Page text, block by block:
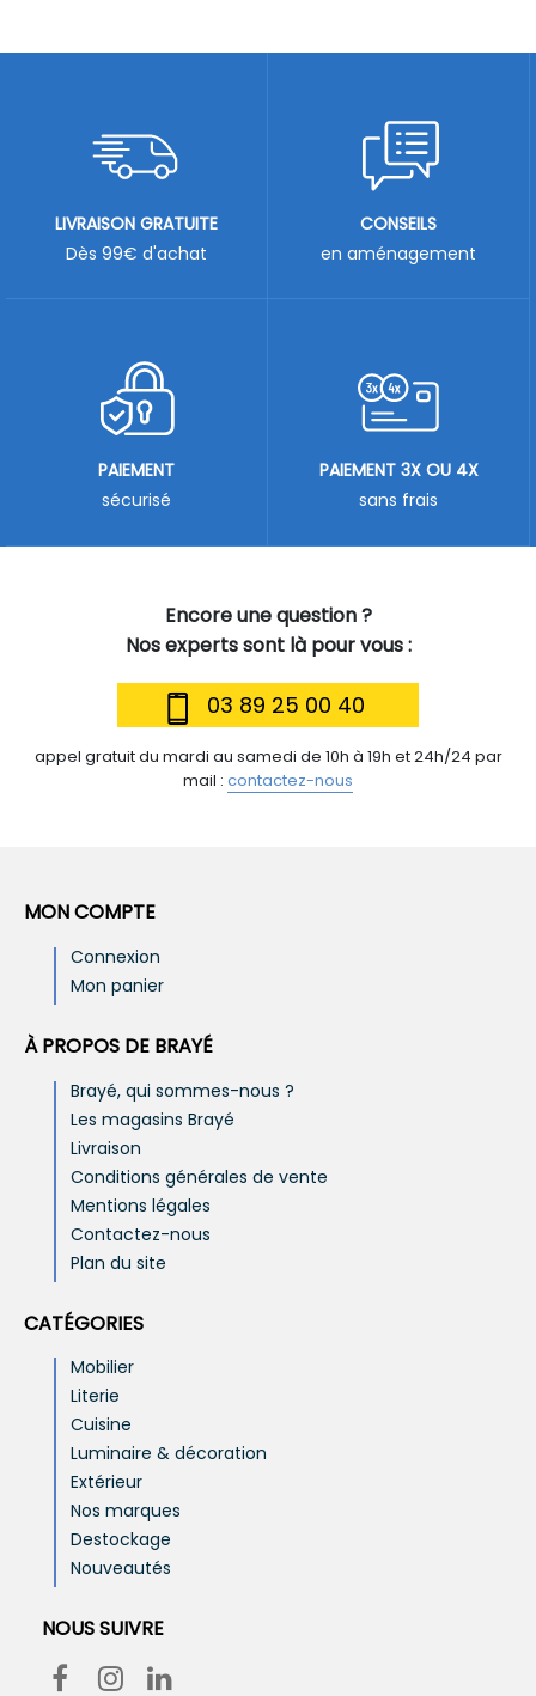
Encore une question ?
Nos experts sont là pour vous :
03 89 25 00 40
appel gratuit du mardi au samedi de 10h à 19h et 24h/24 par
mail : contactez-nous
LIVRAISON GRATUITE
Dès 99€ d'achat
CONSEILS
en aménagement
PAIEMENT
sécurisé
PAIEMENT 3X OU 4X
sans frais
MON COMPTE
Connexion
Mon panier
À PROPOS DE BRAYÉ
Brayé, qui sommes-nous ?
Les magasins Brayé
Livraison
Conditions générales de vente
Mentions légales
Contactez-nous
Plan du site
CATÉGORIES
Mobilier
Literie
Cuisine
Luminaire & décoration
Extérieur
Nos marques
Destockage
Nouveautés
NOUS SUIVRE